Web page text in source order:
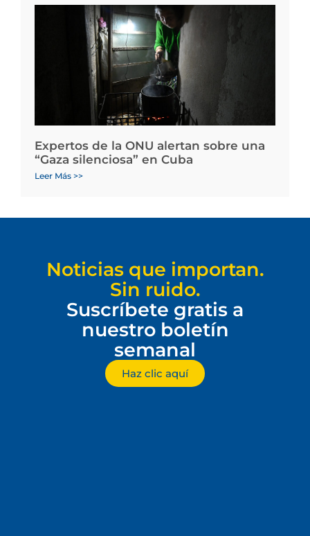
Expertos de la ONU alertan sobre una
“Gaza silenciosa” en Cuba
Leer Más >>
Noticias que importan.
Sin ruido.
Suscríbete gratis a
nuestro boletín
semanal
Haz clic aquí